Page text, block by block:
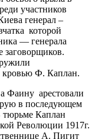
участников
генерал –
которой
— генерала
заговорщиков.
кровью Ф. Каплан.
арестовали
в последующем
Каплан
Революции 1917г.
А. Пигит